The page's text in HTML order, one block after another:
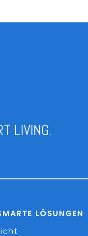
LIVING.
LÖSUNGEN